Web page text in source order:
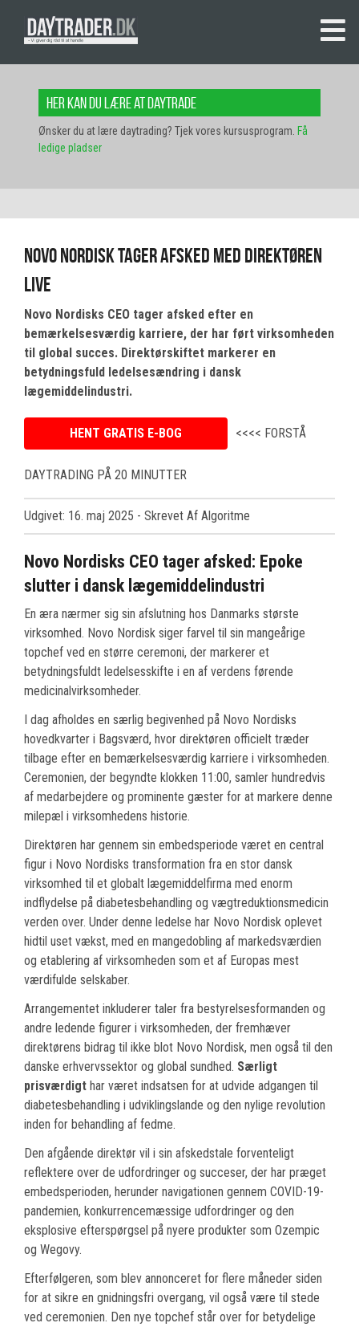
Her kan du lære at daytrade
Ønsker du at lære daytrading? Tjek vores kursusprogram. Få
ledige pladser
Novo Nordisk tager afsked med direktøren
LIVE
Novo Nordisks CEO tager afsked efter en
bemærkelsesværdig karriere, der har ført virksomheden
til global succes. Direktørskiftet markerer en
betydningsfuld ledelsesændring i dansk
lægemiddelindustri.
HENT GRATIS E-BOG <<<< FORSTÅ
DAYTRADING PÅ 20 MINUTTER
Udgivet: 16. maj 2025 - Skrevet Af Algoritme
Novo Nordisks CEO tager afsked: Epoke
slutter i dansk lægemiddelindustri
En æra nærmer sig sin afslutning hos Danmarks største
virksomhed. Novo Nordisk siger farvel til sin mangeårige
topchef ved en større ceremoni, der markerer et
betydningsfuldt ledelsesskifte i en af verdens førende
medicinalvirksomheder.
I dag afholdes en særlig begivenhed på Novo Nordisks
hovedkvarter i Bagsværd, hvor direktøren officielt træder
tilbage efter en bemærkelsesværdig karriere i virksomheden.
Ceremonien, der begyndte klokken 11:00, samler hundredvis
af medarbejdere og prominente gæster for at markere denne
milepæl i virksomhedens historie.
Direktøren har gennem sin embedsperiode været en central
figur i Novo Nordisks transformation fra en stor dansk
virksomhed til et globalt lægemiddelfirma med enorm
indflydelse på diabetesbehandling og vægtreduktionsmedicin
verden over. Under denne ledelse har Novo Nordisk oplevet
hidtil uset vækst, med en mangedobling af markedsværdien
og etablering af virksomheden som et af Europas mest
værdifulde selskaber.
Arrangementet inkluderer taler fra bestyrelsesformanden og
andre ledende figurer i virksomheden, der fremhæver
direktørens bidrag til ikke blot Novo Nordisk, men også til den
danske erhvervssektor og global sundhed. Særligt
prisværdigt har været indsatsen for at udvide adgangen til
diabetesbehandling i udviklingslande og den nylige revolution
inden for behandling af fedme.
Den afgående direktør vil i sin afskedstale forventeligt
reflektere over de udfordringer og succeser, der har præget
embedsperioden, herunder navigationen gennem COVID-19-
pandemien, konkurrencemæssige udfordringer og den
eksplosive efterspørgsel på nyere produkter som Ozempic
og Wegovy.
Efterfølgeren, som blev annonceret for flere måneder siden
for at sikre en gnidningsfri overgang, vil også være til stede
ved ceremonien. Den nye topchef står over for betydelige